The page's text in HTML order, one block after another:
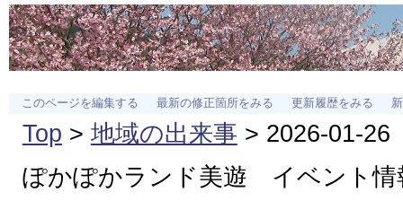
このページを編集する 最新の修正箇所をみる 更新履歴をみる
Top > 地域の出来事 > 2026-01-26
ぽかぽかランド美遊 イベント情